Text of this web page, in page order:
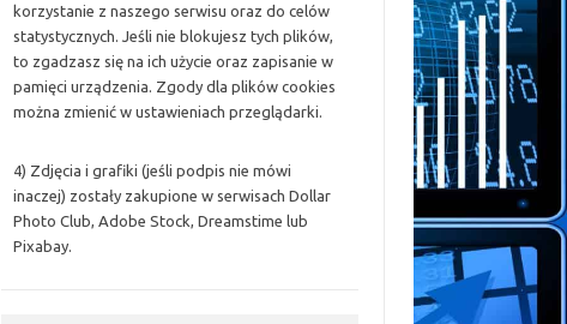
korzystanie z naszego serwisu oraz do celów
statystycznych. Jeśli nie blokujesz tych plików,
to zgadzasz się na ich użycie oraz zapisanie w
pamięci urządzenia. Zgody dla plików cookies
można zmienić w ustawieniach przeglądarki.
4) Zdjęcia i grafiki (jeśli podpis nie mówi
inaczej) zostały zakupione w serwisach Dollar
Photo Club, Adobe Stock, Dreamstime lub
Pixabay.